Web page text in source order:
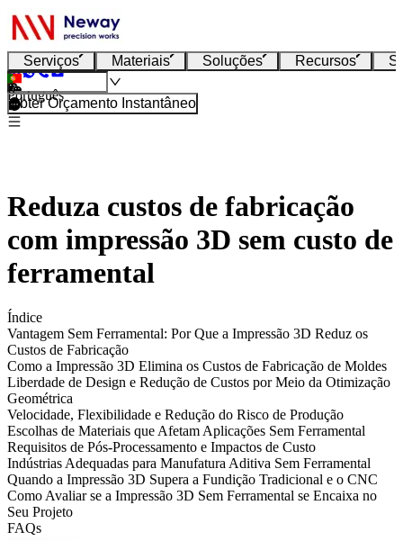
Serviços Materiais Soluções Recursos
Português
Obter Orçamento Instantâneo
Reduza custos de fabricação
com impressão 3D sem custo de
ferramental
Índice
Vantagem Sem Ferramental: Por Que a Impressão 3D Reduz os
Custos de Fabricação
Como a Impressão 3D Elimina os Custos de Fabricação de Moldes
Liberdade de Design e Redução de Custos por Meio da Otimização
Geométrica
Velocidade, Flexibilidade e Redução do Risco de Produção
Escolhas de Materiais que Afetam Aplicações Sem Ferramental
Requisitos de Pós-Processamento e Impactos de Custo
Indústrias Adequadas para Manufatura Aditiva Sem Ferramental
Quando a Impressão 3D Supera a Fundição Tradicional e o CNC
Como Avaliar se a Impressão 3D Sem Ferramental se Encaixa no
Seu Projeto
FAQs